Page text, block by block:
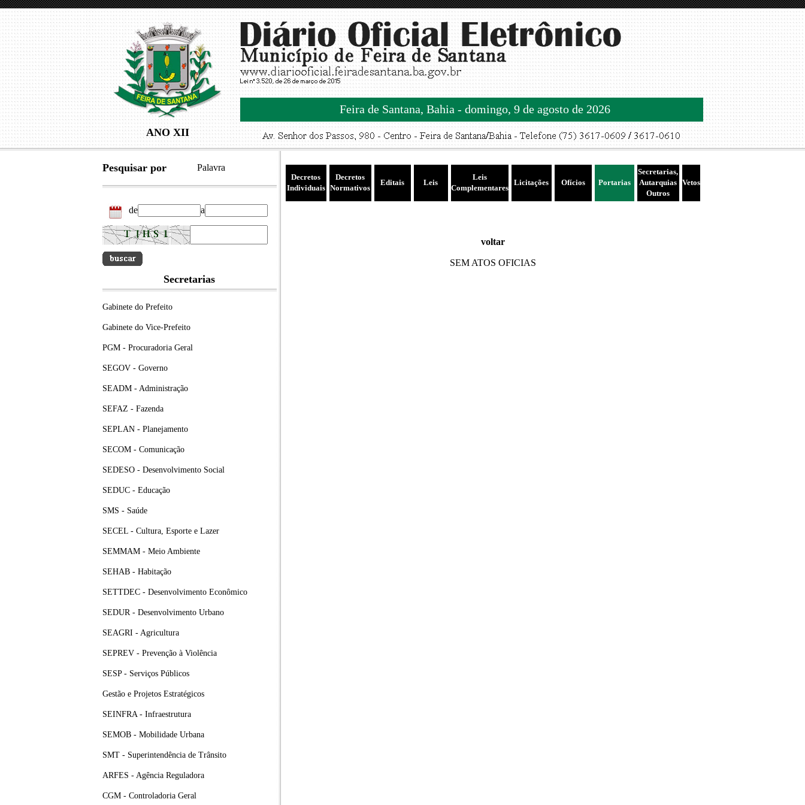
ANO XII
Feira de Santana, Bahia - domingo, 9 de agosto de 2026
Pesquisar por Palavra
de a
Secretarias
Gabinete do Prefeito
Gabinete do Vice-Prefeito
PGM - Procuradoria Geral
SEGOV - Governo
SEADM - Administração
SEFAZ - Fazenda
SEPLAN - Planejamento
SECOM - Comunicação
SEDESO - Desenvolvimento Social
SEDUC - Educação
SMS - Saúde
SECEL - Cultura, Esporte e Lazer
SEMMAM - Meio Ambiente
SEHAB - Habitação
SETTDEC - Desenvolvimento Econômico
SEDUR - Desenvolvimento Urbano
SEAGRI - Agricultura
SEPREV - Prevenção à Violência
SESP - Serviços Públicos
Gestão e Projetos Estratégicos
SEINFRA - Infraestrutura
SEMOB - Mobilidade Urbana
SMT - Superintendência de Trânsito
ARFES - Agência Reguladora
CGM - Controladoria Geral
Decretos
Individuais
Decretos
Normativos
Editais Leis
Leis
Complementares
Licitações Ofícios Portarias
Secretarias,
Autarquias
Outros
Vetos
voltar
SEM ATOS OFICIAS